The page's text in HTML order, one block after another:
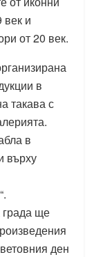
век и
от 20 век.
в
такава с
в
върху
ще
ден